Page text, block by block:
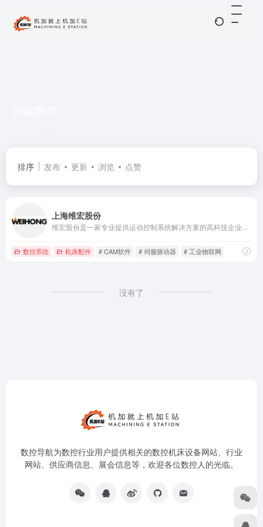
排序 发布 更新 浏览 点赞
上海维宏股份
数控系统 机床配件 # CAM软件 # 伺服驱动器 # 工业物联网
没有了
数控导航为数控行业用户提供相关的数控机床设备网站、行业
网站、供应商信息、展会信息等，欢迎各位数控人的光临。